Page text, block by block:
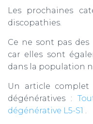
Les prochaines
discopathies.
Ce ne sont pas
car elles sont
dans la population
Un article complet
dégénératives :
dégénérative L5-S1 .